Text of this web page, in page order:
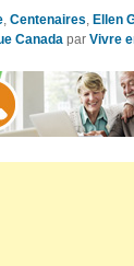
, Centenaires, Ellen
Canada par Vivre